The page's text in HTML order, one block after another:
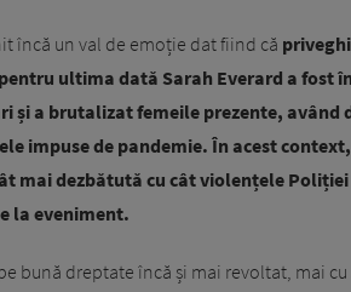
încă un val de emoție dat fiind că
ultima dată Sarah Everard a fost
și a brutalizat femeile prezente, având
impuse de pandemie. În acest
mai dezbătută cu cât violențele
la eveniment.
bună dreptate încă și mai revoltat, mai